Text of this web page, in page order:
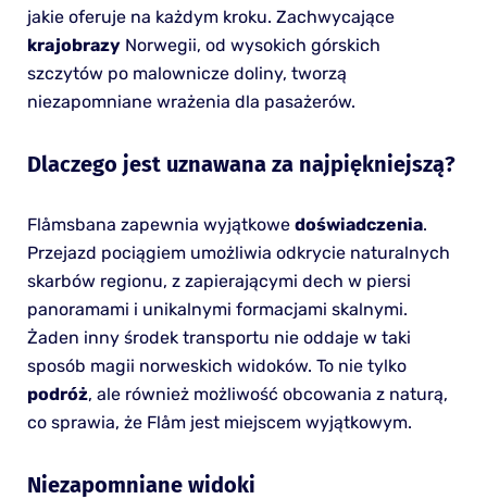
jakie oferuje na każdym kroku. Zachwycające
krajobrazyNorwegii, od wysokich górskich
szczytów po malownicze doliny, tworzą
niezapomniane wrażenia dla pasażerów.
Dlaczego jest uznawana za najpiękniejszą?
Flåmsbana zapewnia wyjątkowe doświadczenia.
Przejazd pociągiem umożliwia odkrycie naturalnych
skarbów regionu, z zapierającymi dech w piersi
panoramami i unikalnymi formacjami skalnymi.
Żaden inny środek transportu nie oddaje w taki
sposób magii norweskich widoków. To nie tylko
podróż, ale również możliwość obcowania z naturą,
co sprawia, że Flåm jest miejscem wyjątkowym.
Niezapomniane widoki